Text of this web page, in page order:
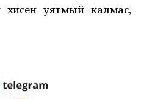
уятмый калмас,